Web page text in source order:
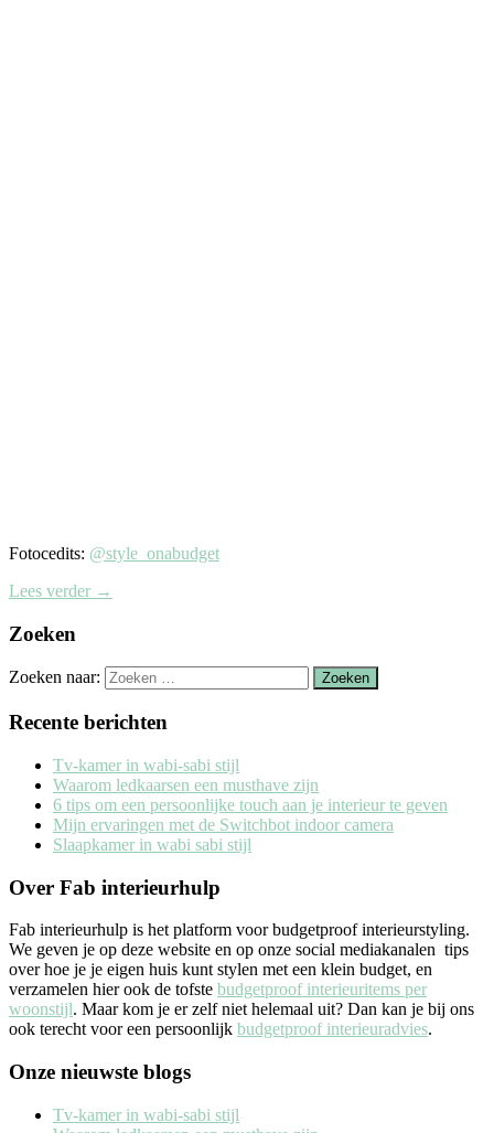
Fotocedits: @style_onabudget
Lees verder →
Zoeken
Zoeken naar:
Recente berichten
Tv-kamer in wabi-sabi stijl
Waarom ledkaarsen een musthave zijn
6 tips om een persoonlijke touch aan je interieur te geven
Mijn ervaringen met de Switchbot indoor camera
Slaapkamer in wabi sabi stijl
Over Fab interieurhulp
Fab interieurhulp is het platform voor budgetproof interieurstyling.
We geven je op deze website en op onze social mediakanalen tips
over hoe je je eigen huis kunt stylen met een klein budget, en
verzamelen hier ook de tofste budgetproof interieuritems per
woonstijl. Maar kom je er zelf niet helemaal uit? Dan kan je bij ons
ook terecht voor een persoonlijk budgetproof interieuradvies.
Onze nieuwste blogs
Tv-kamer in wabi-sabi stijl